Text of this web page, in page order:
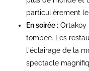
particulièrement
En soirée : Ortaköy
tombée. Les
l'éclairage de la
spectacle